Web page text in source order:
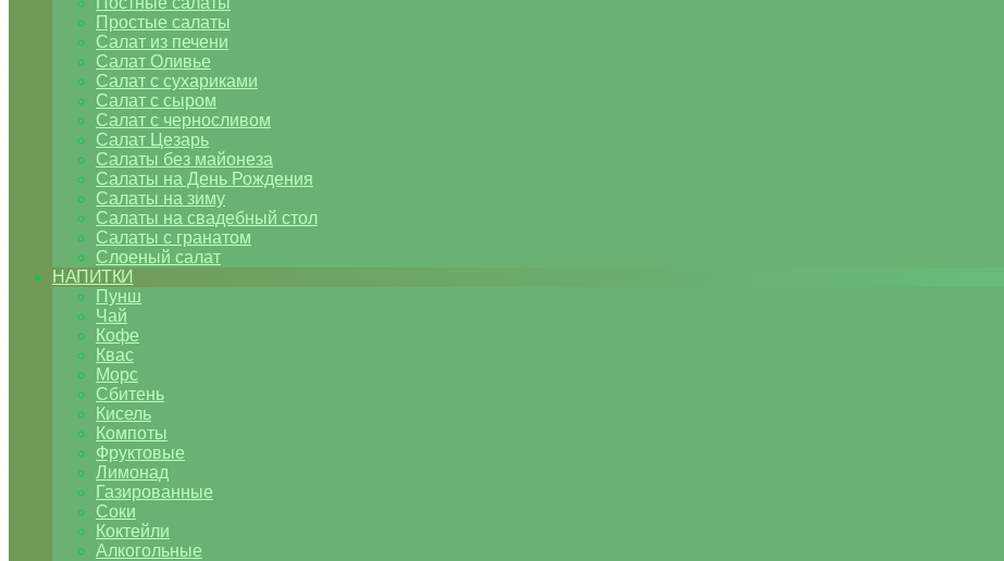
Простые салаты
Салат из печени
Салат Оливье
Салат с сухариками
Салат с сыром
Салат с черносливом
Салат Цезарь
Салаты без майонеза
Салаты на День Рождения
Салаты на зиму
Салаты на свадебный стол
Салаты с гранатом
Слоеный салат
НАПИТКИ
Пунш
Чай
Кофе
Квас
Морс
Сбитень
Кисель
Компоты
Фруктовые
Лимонад
Газированные
Соки
Коктейли
Алкогольные